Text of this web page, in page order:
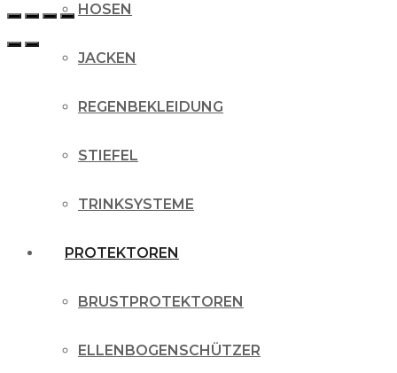
HOSEN
JACKEN
REGENBEKLEIDUNG
STIEFEL
TRINKSYSTEME
PROTEKTOREN
BRUSTPROTEKTOREN
ELLENBOGENSCHÜTZER